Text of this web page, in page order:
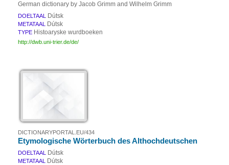
German dictionary by Jacob Grimm and Wilhelm Grimm
DOELTAAL Dútsk
METATAAL Dútsk
TYPE Histoaryske wurdboeken
http://dwb.uni-trier.de/de/
DICTIONARYPORTAL.EU/434
Etymologische Wörterbuch des Althochdeutschen
DOELTAAL Dútsk
METATAAL Dútsk